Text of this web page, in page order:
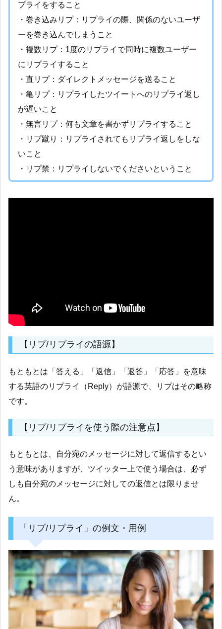
プライをすること
・巻き込みリプ：リプライの際、関係のないユーザ
ーを巻き込んでしまうこと
・複数リプ：1度のリプライで同時に複数ユーザー
にリプライすること
・直リプ：ダイレクトメッセージを送ること
・亀リプ：リプライしたツイートへのリプライ返し
が遅いこと
・無言リプ：何も文章を書かずリプライすること
・リプ蹴り：リプライされてもリプライ返しをしな
いこと
・リプ禁：リプライしないでくださいということ
【リプ/リプライの語源】
もともとは「答える」「返信」「返答」「応答」を意味
する英語のリプライ（Reply）が語源で、リプはその略称
です。
【リプ/リプライを使う際の注意点】
もともとは、自分宛のメッセージに対して返信するとい
う意味がありますが、ツイッター上で使う場合は、必ず
しも自分宛のメッセージに対しての返信とは限りませ
ん。
「リプ/リプライ」の例文・用例